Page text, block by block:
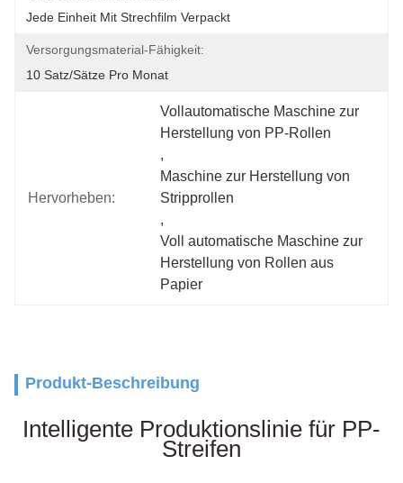
Jede Einheit Mit Strechfilm Verpackt
Versorgungsmaterial-Fähigkeit:
10 Satz/Sätze Pro Monat
Hervorheben:
Vollautomatische Maschine zur
Herstellung von PP-Rollen
,
Maschine zur Herstellung von
Stripprollen
,
Voll automatische Maschine zur
Herstellung von Rollen aus
Papier
Produkt-Beschreibung
Intelligente Produktionslinie für PP-
Streifen